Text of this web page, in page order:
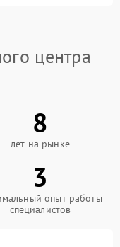
центра
8
лет на рынке
3
опыт работы
специалистов